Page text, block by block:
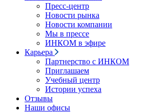
Пресс-центр
Новости рынка
Новости компании
Мы в прессе
ИНКОМ в эфире
Карьера
Партнерство с ИНКОМ
Приглашаем
Учебный центр
Истории успеха
Отзывы
Наши офисы